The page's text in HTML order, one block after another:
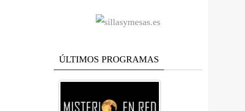
ÚLTIMOS PROGRAMAS